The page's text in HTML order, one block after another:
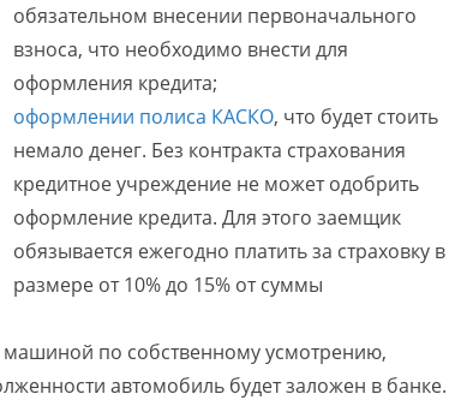
обязательном внесении первоначального
взноса, что необходимо внести для
оформления кредита;
оформлении полиса КАСКО, что будет стоить
немало денег. Без контракта страхования
кредитное учреждение не может одобрить
оформление кредита. Для этого заемщик
обязывается ежегодно платить за страховку в
размере от 10% до 15% от суммы
машиной по собственному усмотрению,
автомобиль будет заложен в банке.